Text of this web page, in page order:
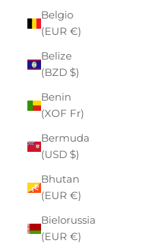
Belgio
(EUR €)
Belize
(BZD $)
Benin
(XOF Fr)
Bermuda
(USD $)
Bhutan
(EUR €)
Bielorussia
(EUR €)